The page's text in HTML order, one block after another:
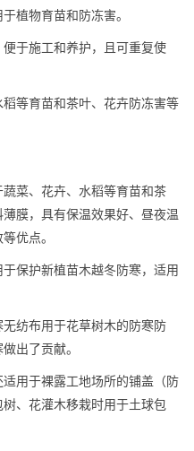
植物育苗和防冻害‌。
便于施工和养护，且可重复使
等育苗和茶叶、花卉防冻害等
菜、花卉、水稻等育苗和茶
膜，具有保温效果好、昼夜温
优点‌。
保护新植苗木越冬防寒，适用
纺布用于花草树木的防寒防
出了贡献‌。
用于裸露工地场所的铺盖（防
、花灌木移栽时用于土球包